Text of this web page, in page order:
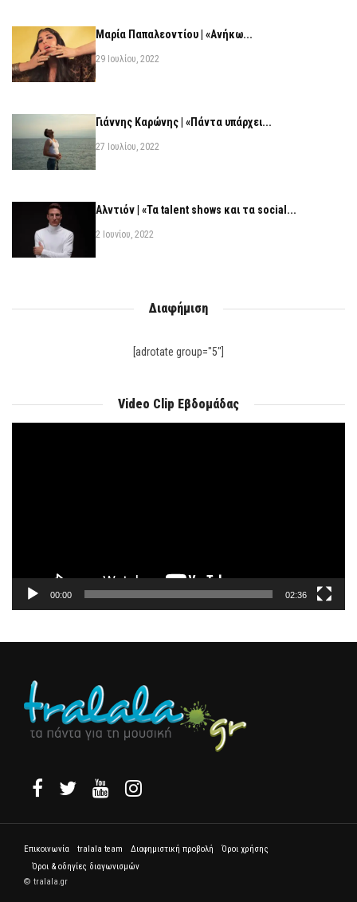
Μαρία Παπαλεοντίου | «Ανήκω...
29 Ιουλίου, 2022
Γιάννης Καρώνης | «Πάντα υπάρχει...
27 Ιουλίου, 2022
Αλντιόν | «Τα talent shows και τα social...
2 Ιουνίου, 2022
Διαφήμιση
[adrotate group="5"]
Video Clip Εβδομάδας
00:00 02:36
Επικοινωνία tralala team Διαφημιστική προβολή
Όροι χρήσης
Όροι & οδηγίες διαγωνισμών
© tralala.gr